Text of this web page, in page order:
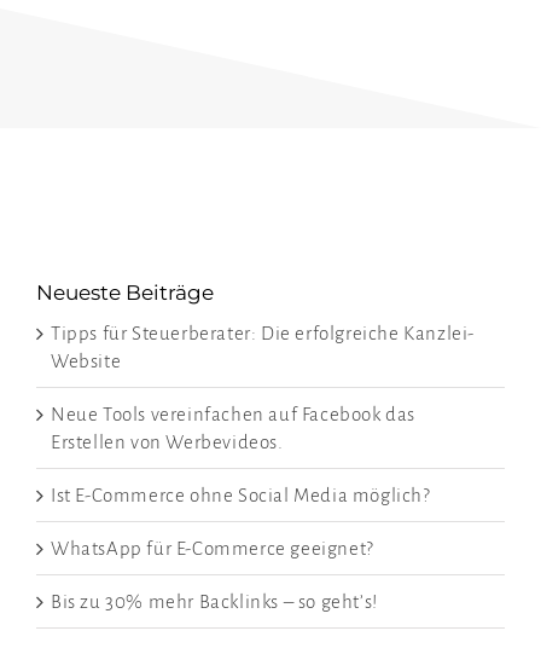
Neueste Beiträge
Tipps für Steuerberater: Die erfolgreiche Kanzlei-
Website
Neue Tools vereinfachen auf Facebook das
Erstellen von Werbevideos.
Ist E-Commerce ohne Social Media möglich?
WhatsApp für E-Commerce geeignet?
Bis zu 30% mehr Backlinks – so geht’s!